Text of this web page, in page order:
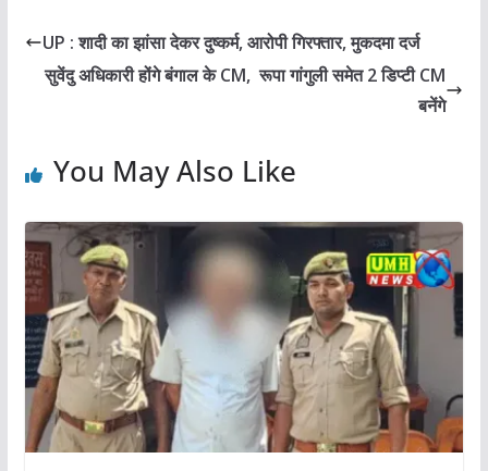
UP : शादी का झांसा देकर दुष्कर्म, आरोपी गिरफ्तार, मुकदमा दर्ज
सुवेंदु अधिकारी होंगे बंगाल के CM, रूपा गांगुली समेत 2 डिप्टी CM
बनेंगे
You May Also Like